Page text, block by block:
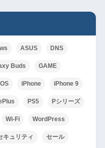
ASUS DNS
Buds GAME
iPhone iPhone 9
PS5 Pシリーズ
Wi-Fi WordPress
キュリティ セール